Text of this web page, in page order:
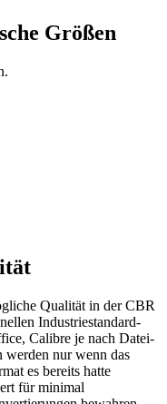
Größen
Qualität in der CBR
Industriestandard-
Calibre je nach Datei-
werden nur wenn das
es bereits hatte
für minimal